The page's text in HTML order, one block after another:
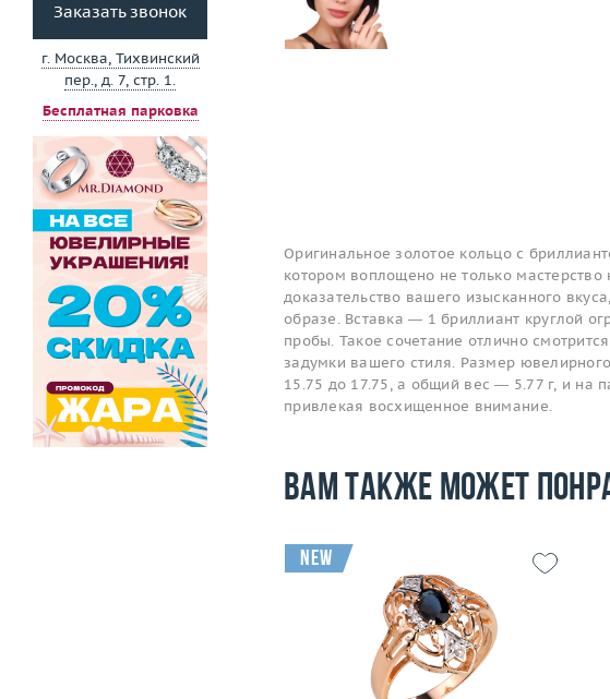
Заказать звонок
г. Москва, Тихвинский
пер., д. 7, стр. 1.
Бесплатная парковка
Оригинальное золотое кольцо с
котором воплощено не только
доказательство вашего изысканного
образе. Вставка — 1 бриллиант круглой
пробы. Такое сочетание отлично
задумки вашего стиля. Размер
15.75 до 17.75, а общий вес — 5.77 г, и на
привлекая восхищенное внимание.
Вам также может
new
Материал
золото 585 пробы